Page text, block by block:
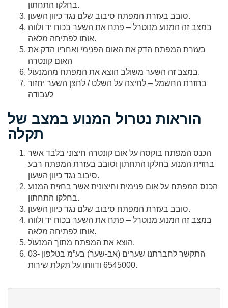
בחלקו התחתון.
סובב בעזרת המפתח סיבוב שלם נגד כיוון השעון.
במצב זה המנוע מנוטרל – פתח את השער בכוח יד ולווה
אותו לפתיחה מלאה.
בעזרת המפתח הדק את האום הפנימי ואחריו הדק את
האום קונטרה
במצב זה השער משולב הוצא את המפתח מהמנעול.
בחזרת החשמל – לחיצה על השלט / לחצן השער יחזור
לעבודה
הוראות נטרול המנוע במצב של
תקלה
הכנס המפתח בוקסה על אום קונטרה חיצוני בלבד אשר
בחזית המנוע בחלקו התחתון וסובב בעזרת המפתח רבע
סיבוב נגד כיוון השעון.
הכנס המפתח על אום פנימית וחיצונית אשר בחזית המנוע
בחלקו התחתון.
סובב בעזרת המפתח סיבוב שלם נגד כיוון השעון.
במצב זה המנוע מנוטרל – פתח את השער בכוח יד ולווה
אותו לפתיחה מלאה.
הוצא את המפתח מתוך המנעול.
התקשר לחברתנו שערים (אב-שער) בע”מ בטלפון 03-
6545000 ודווחו על תקלת שירות.